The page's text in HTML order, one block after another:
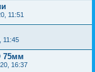
11:51
11:45
75мм
16:37